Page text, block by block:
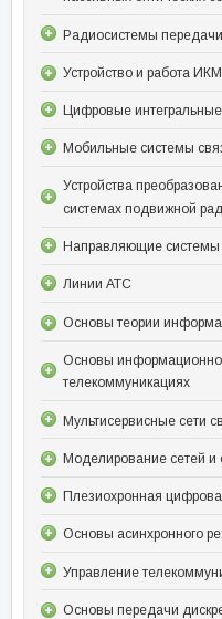
Радиосистемы
Устройство и работа
Цифровые интегральные
Мобильные системы
Устройства
системах подвижной
Направляющие системы
Линии АТС
Основы теории
Основы
телекоммуникациях
Мультисервисные сети
Моделирование сетей и
Плезиохронная
Основы асинхронного
Управление
Основы передачи